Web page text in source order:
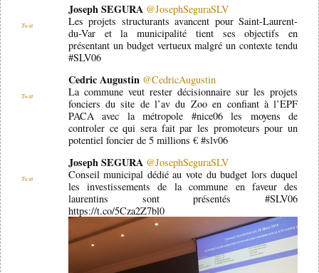
Twitt
Joseph SEGURA @JosephSeguraSLV
Les projets structurants avancent pour Saint-Laurent-
du-Var et la municipalité tient ses objectifs en
présentant un budget vertueux malgré un contexte tendu
#SLV06
Twitt
Cedric Augustin @CedricAugustin
La commune veut rester décisionnaire sur les projets
fonciers du site de l’av du Zoo en confiant à l’EPF
PACA avec la métropole #nice06 les moyens de
controler ce qui sera fait par les promoteurs pour un
potentiel foncier de 5 millions € #slv06
Twitt
Joseph SEGURA @JosephSeguraSLV
Conseil municipal dédié au vote du budget lors duquel
les investissements de la commune en faveur des
laurentins sont présentés #SLV06
https://t.co/5Cza2Z7bl0